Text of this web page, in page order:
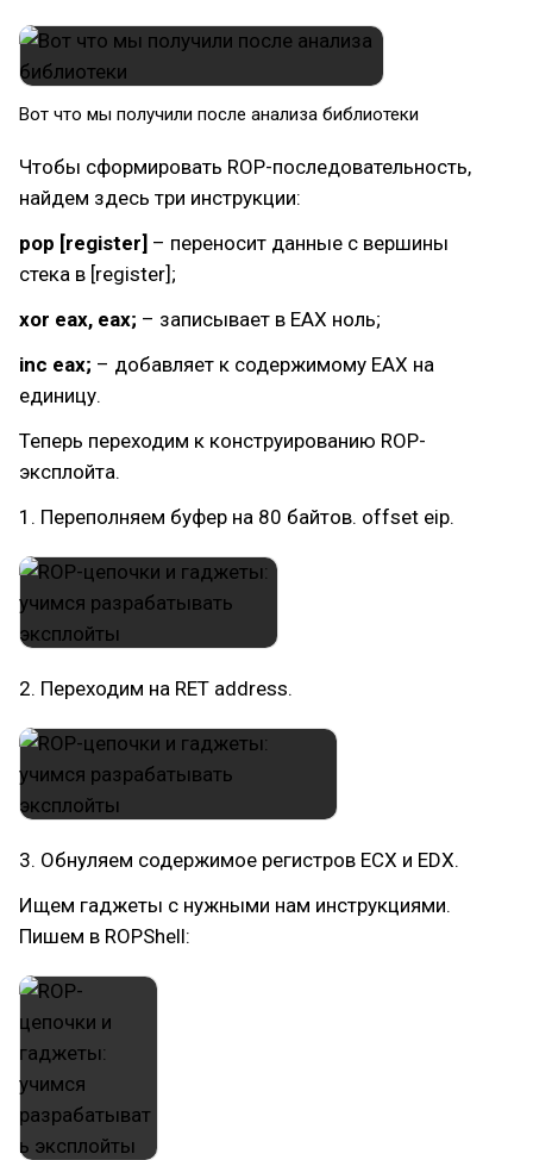
Вот что мы получили после анализа библиотеки​
Чтобы сформировать ROP-последовательность,
найдем здесь три инструкции:
pop [register] – переносит данные с вершины
стека в [register];
xor eax, eax; – записывает в EAX ноль;
inc eax; – добавляет к содержимому EAX на
единицу.
Теперь переходим к конструированию ROP-
эксплойта.
1. Переполняем буфер на 80 байтов. offset eip.
2. Переходим на RET address.
3. Обнуляем содержимое регистров ECХ и EDX.
Ищем гаджеты с нужными нам инструкциями.
Пишем в ROPShell: